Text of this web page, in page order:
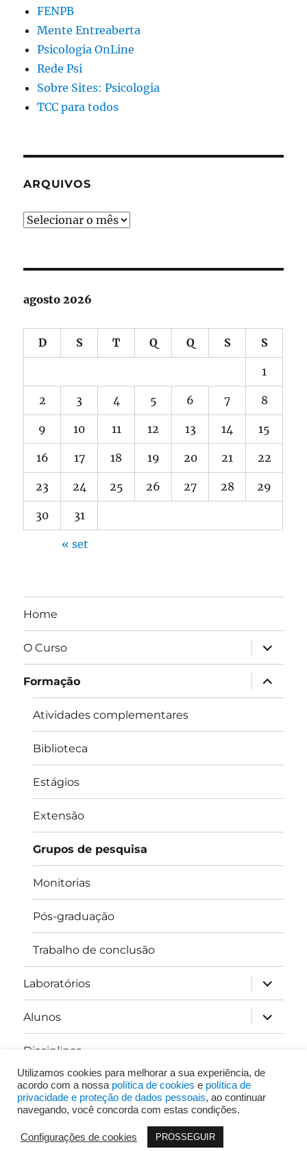
FENPB
Mente Entreaberta
Psicologia OnLine
Rede Psi
Sobre Sites: Psicologia
TCC para todos
ARQUIVOS
Arquivos
agosto 2026
D S T Q Q S S
1
2 3 4 5 6 7 8
9 10 11 12 13 14 15
16 17 18 19 20 21 22
23 24 25 26 27 28 29
30 31
« set
Home
O Curso
expandir
Formação
expandir
Atividades complementares
Biblioteca
Estágios
Extensão
Grupos de pesquisa
Monitorias
Pós-graduação
Trabalho de conclusão
Laboratórios
expandir
Alunos
expandir
Disciplinas
Contato
Curso de Psicologia da FACCAT.
Orgulhosamente
desenvolvido com WordPress
Utilizamos cookies para melhorar a sua experiência, de
acordo com a nossa política de cookies e política de
privacidade e proteção de dados pessoais, ao continuar
navegando, você concorda com estas condições.
Configurações de cookies PROSSEGUIR